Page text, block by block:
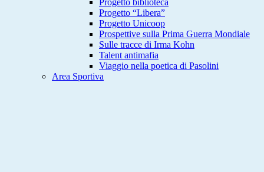
Progetto biblioteca
Progetto “Libera”
Progetto Unicoop
Prospettive sulla Prima Guerra Mondiale
Sulle tracce di Irma Kohn
Talent antimafia
Viaggio nella poetica di Pasolini
Area Sportiva